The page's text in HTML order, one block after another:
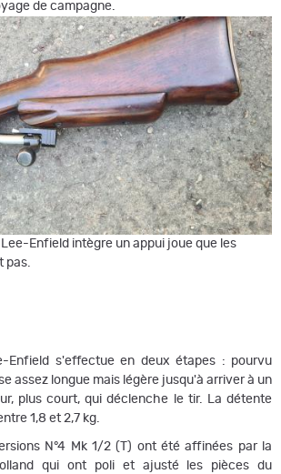
de campagne.
Enfield intègre un appui joue que les
pas.
Enfield s'effectue en deux étapes : pourvu
assez longue mais légère jusqu'à arriver à un
plus court, qui déclenche le tir. La détente
1,8 et 2,7 kg.
N°4 Mk 1/2 (T) ont été affinées par la
qui ont poli et ajusté les pièces du